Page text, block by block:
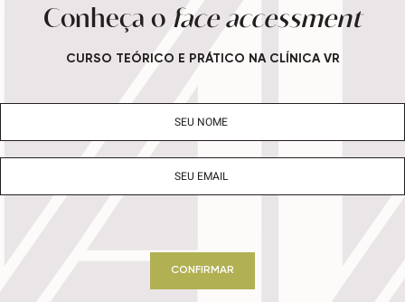
Conheça o face accessment
CURSO TEÓRICO E PRÁTICO NA CLÍNICA VR
CONFIRMAR